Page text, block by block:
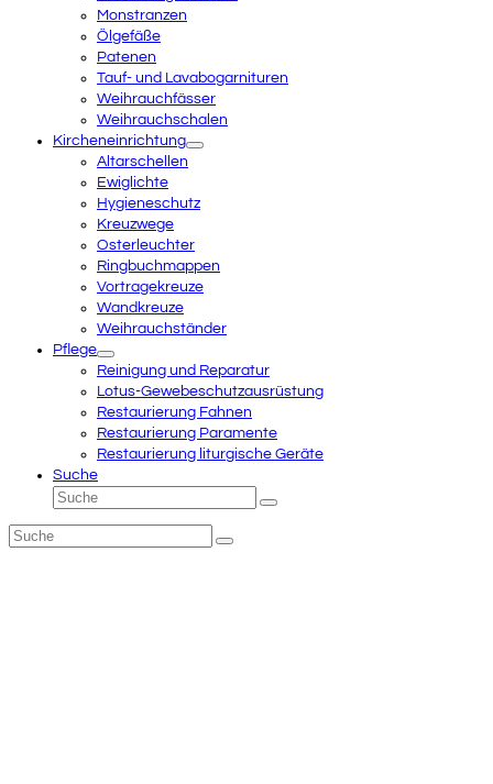
Monstranzen
Ölgefäße
Patenen
Tauf- und Lavabogarnituren
Weihrauchfässer
Weihrauchschalen
Kircheneinrichtung
Altarschellen
Ewiglichte
Hygieneschutz
Kreuzwege
Osterleuchter
Ringbuchmappen
Vortragekreuze
Wandkreuze
Weihrauchständer
Pflege
Reinigung und Reparatur
Lotus-Gewebeschutzausrüstung
Restaurierung Fahnen
Restaurierung Paramente
Restaurierung liturgische Geräte
Suche
Suche
Senden
Suche
Senden